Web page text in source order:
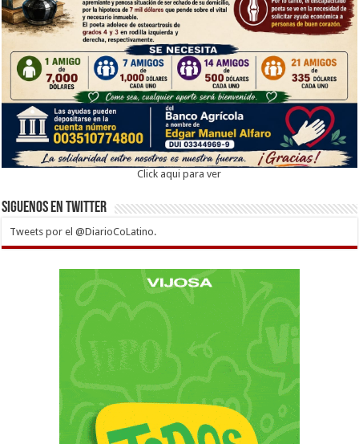
Click aqui para ver
Siguenos en twitter
Tweets por el @DiarioCoLatino.